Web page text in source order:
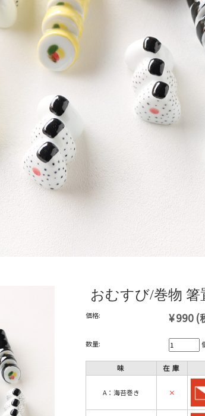
おむすび/巻物 箸
価格: ¥990 (
数量:
味 在庫
A：海苔巻き ×